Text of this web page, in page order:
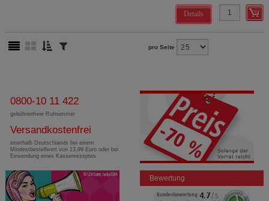
Details
pro Seite
0800-10 11 422
gebührenfreie Rufnummer
Versandkostenfrei
innerhalb Deutschlands bei einem
Mindestbestellwert von 13,99 Euro oder bei
Einsendung eines Kassenrezeptes
Bewertung